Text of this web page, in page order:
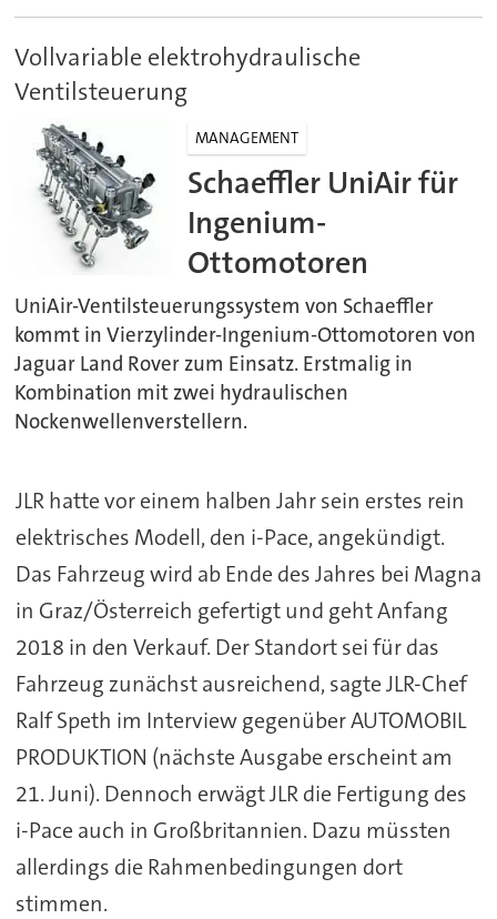
Vollvariable elektrohydraulische
Ventilsteuerung
MANAGEMENT
Schaeffler UniAir für
Ingenium-
Ottomotoren
UniAir-Ventilsteuerungssystem von Schaeffler
kommt in Vierzylinder-Ingenium-Ottomotoren von
Jaguar Land Rover zum Einsatz. Erstmalig in
Kombination mit zwei hydraulischen
Nockenwellenverstellern.
JLR hatte vor einem halben Jahr sein erstes rein
elektrisches Modell, den i-Pace, angekündigt.
Das Fahrzeug wird ab Ende des Jahres bei Magna
in Graz/Österreich gefertigt und geht Anfang
2018 in den Verkauf. Der Standort sei für das
Fahrzeug zunächst ausreichend, sagte JLR-Chef
Ralf Speth im Interview gegenüber AUTOMOBIL
PRODUKTION (nächste Ausgabe erscheint am
21. Juni). Dennoch erwägt JLR die Fertigung des
i-Pace auch in Großbritannien. Dazu müssten
allerdings die Rahmenbedingungen dort
stimmen.